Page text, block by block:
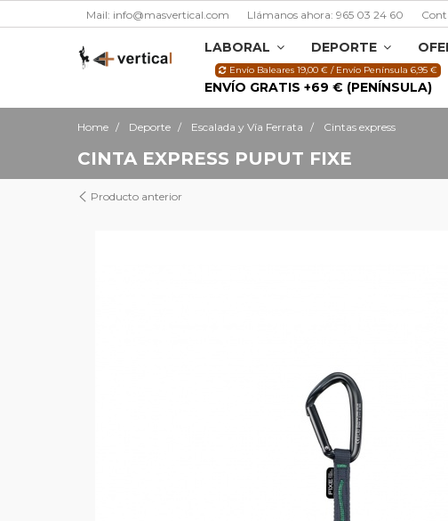
Mail: info@masvertical.com Llámanos ahora: 965 03 24 60
LABORAL DEPORTE
ENVÍO GRATIS +69 € (PENÍNSULA)
Envío Baleares 19,00 € / Envío Península 6,95 €
Home Deporte Escalada y Vía Ferrata Cintas express
CINTA EXPRESS PUPUT FIXE
Producto anterior